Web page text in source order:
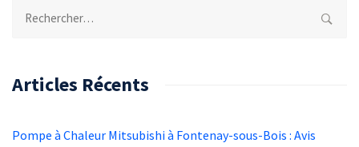
Rechercher :
Articles Récents
Pompe à Chaleur Mitsubishi à Fontenay-sous-Bois : Avis